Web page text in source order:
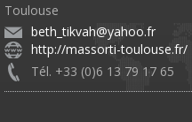
Toulouse
beth_tikvah@yahoo.fr
http://massorti-toulouse.fr/
Tél. +33 (0)6 13 79 17 65